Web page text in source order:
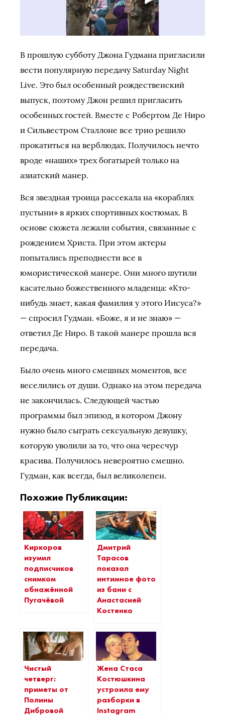
В прошлую субботу Джона Гудмана пригласили
вести популярную передачу Saturday Night
Live. Это был особенный рождественский
выпуск, поэтому Джон решил пригласить
особенных гостей. Вместе с Робертом Де Ниро
и Сильвестром Сталлоне все трио решило
прокатиться на верблюдах. Получилось нечто
вроде «наших» трех богатырей только на
азиатский манер.
Вся звездная троица рассекала на «кораблях
пустыни» в ярких спортивных костюмах. В
основе сюжета лежали события, связанные с
рождением Христа. При этом актеры
попытались преподнести все в
юмористической манере. Они много шутили
касательно божественного младенца: «Кто-
нибудь знает, какая фамилия у этого Иисуса?»
— спросил Гудман. «Боже, я и не знаю» —
ответил Де Ниро. В такой манере прошла вся
передача.
Было очень много смешных моментов, все
веселились от души. Однако на этом передача
не закончилась. Следующей частью
программы был эпизод, в котором Джону
нужно было сыграть сексуальную девушку,
которую уволили за то, что она чересчур
красива. Получилось невероятно смешно.
Гудман, как всегда, был великолепен.
Похожие Публикации:
Киркоров
изумил
подписчиков
снимком
обнажённой
Пугачёвой
Дмитрий
Тарасов
показал
интимное фото
из бани с
Анастасией
Костенко
Чистый
четверг:
приметы от
Полины
Дибровой
Жена Стаса
Костюшкина
устроила ему
разборки в
Instagram